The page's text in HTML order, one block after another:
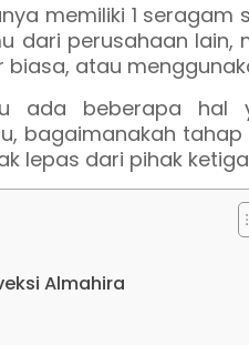
memiliki 1 seragam
dari perusahaan lain,
atau
ada beberapa hal
bagaimanakah
lepas dari pihak
Almahira